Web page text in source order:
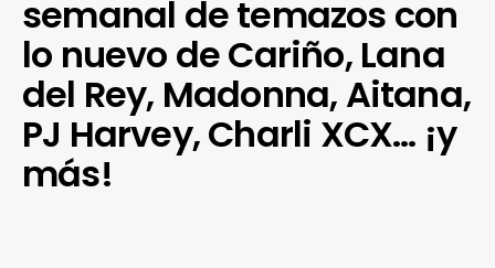
semanal de temazos con
lo nuevo de Cariño, Lana
del Rey, Madonna, Aitana,
PJ Harvey, Charli XCX… ¡y
más!